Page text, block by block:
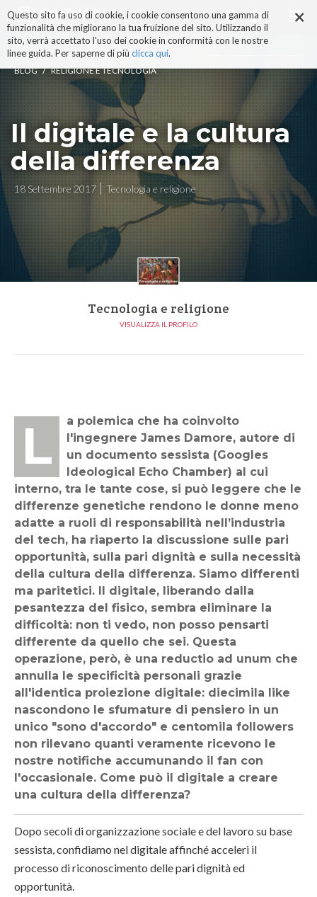
×
Questo sito fa uso di cookie, i cookie consentono una gamma di
funzionalità che migliorano la tua fruizione del sito. Utilizzando il
sito, verrà accettato l'uso dei cookie in conformità con le nostre
linee guida. Per saperne di più clicca qui.
ai
contenuti.
|
alla
navigazione
BLOG / RELIGIONE E TECNOLOGIA
Il digitale e la cultura
della differenza
18 Settembre 2017 Tecnologia e religione
Tecnologia e religione
VISUALIZZA IL PROFILO
La polemica che ha coinvolto
l'ingegnere James Damore, autore di
un documento sessista (Googles
Ideological Echo Chamber) al cui
interno, tra le tante cose, si può leggere che le
differenze genetiche rendono le donne meno
adatte a ruoli di responsabilità nell’industria
del tech, ha riaperto la discussione sulle pari
opportunità, sulla pari dignità e sulla necessità
della cultura della differenza. Siamo differenti
ma paritetici. Il digitale, liberando dalla
pesantezza del fisico, sembra eliminare la
difficoltà: non ti vedo, non posso pensarti
differente da quello che sei. Questa
operazione, però, è una reductio ad unum che
annulla le specificità personali grazie
all'identica proiezione digitale: diecimila like
nascondono le sfumature di pensiero in un
unico "sono d'accordo" e centomila followers
non rilevano quanti veramente ricevono le
nostre notifiche accumunando il fan con
l'occasionale. Come può il digitale a creare
una cultura della differenza?
Dopo secoli di organizzazione sociale e del lavoro su base
sessista, confidiamo nel digitale affinché acceleri il
processo di riconoscimento delle pari dignità ed
opportunità.